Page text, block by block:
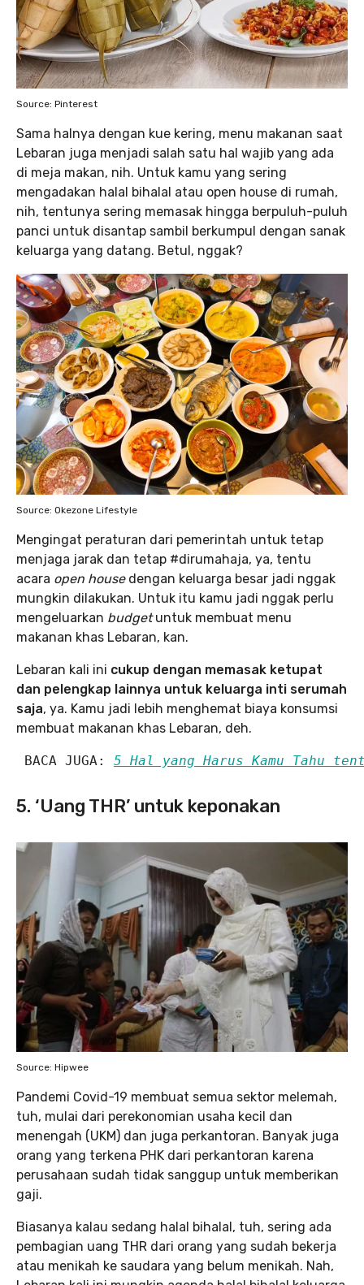
Source: Pinterest
Sama halnya dengan kue kering, menu makanan saat
Lebaran juga menjadi salah satu hal wajib yang ada
di meja makan, nih. Untuk kamu yang sering
mengadakan halal bihalal atau open house di rumah,
nih, tentunya sering memasak hingga berpuluh-puluh
panci untuk disantap sambil berkumpul dengan sanak
keluarga yang datang. Betul, nggak?
Source: Okezone Lifestyle
Mengingat peraturan dari pemerintah untuk tetap
menjaga jarak dan tetap #dirumahaja, ya, tentu
acara open housedengan keluarga besar jadi nggak
mungkin dilakukan. Untuk itu kamu jadi nggak perlu
mengeluarkan budgetuntuk membuat menu
makanan khas Lebaran, kan.
Lebaran kali ini cukup dengan memasak ketupat
dan pelengkap lainnya untuk keluarga inti serumah
saja, ya. Kamu jadi lebih menghemat biaya konsumsi
membuat makanan khas Lebaran, deh.
BACA JUGA: 5 Hal yang Harus Kamu Tahu
5. ‘Uang THR’ untuk keponakan
Source: Hipwee
Pandemi Covid-19 membuat semua sektor melemah,
tuh, mulai dari perekonomian usaha kecil dan
menengah (UKM) dan juga perkantoran. Banyak juga
orang yang terkena PHK dari perkantoran karena
perusahaan sudah tidak sanggup untuk memberikan
gaji.
Biasanya kalau sedang halal bihalal, tuh, sering ada
pembagian uang THR dari orang yang sudah bekerja
atau menikah ke saudara yang belum menikah. Nah,